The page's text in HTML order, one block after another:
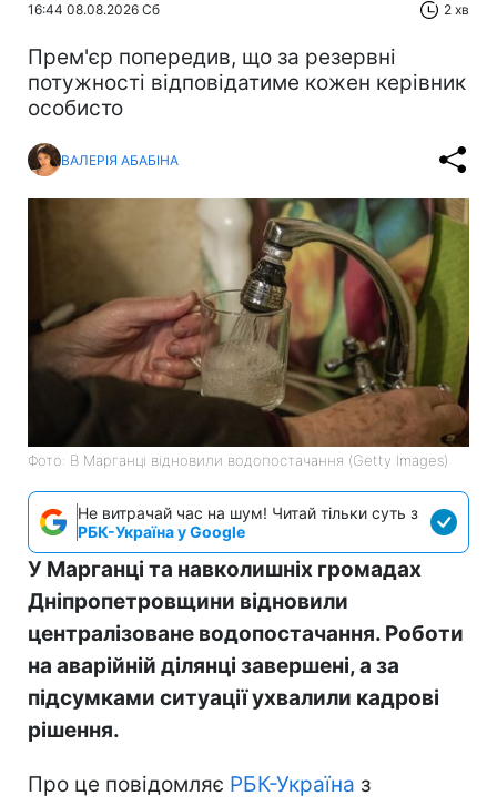
16:44 08.08.2026 Сб 2 хв
Прем'єр попередив, що за резервні
потужності відповідатиме кожен керівник
особисто
ВАЛЕРІЯ АБАБІНА
Фото: В Марганці відновили водопостачання (Getty Images)
Не витрачай час на шум! Читай тільки суть з
РБК-Україна у Google
У Марганці та навколишніх громадах
Дніпропетровщини відновили
централізоване водопостачання. Роботи
на аварійній ділянці завершені, а за
підсумками ситуації ухвалили кадрові
рішення.
Про це повідомляє РБК-Україна з